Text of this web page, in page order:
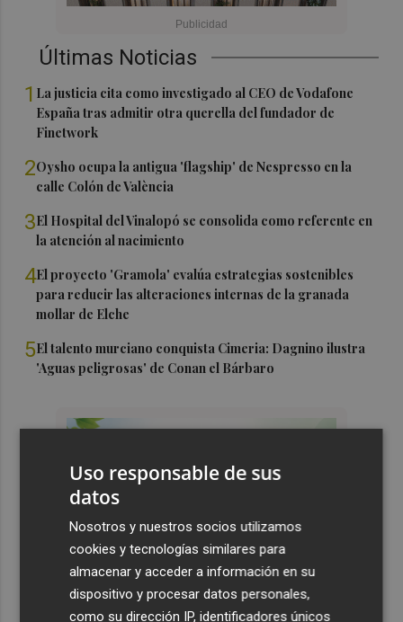
Últimas Noticias
1 La justicia cita como investigado al CEO de Vodafone
España tras admitir otra querella del fundador de
Finetwork
2Oysho ocupa la antigua 'flagship' de Nespresso en la
calle Colón de València
3El Hospital del Vinalopó se consolida como referente en
la atención al nacimiento
4El proyecto 'Gramola' evalúa estrategias sostenibles
para reducir las alteraciones internas de la granada
mollar de Elche
5El talento murciano conquista Cimeria: Dagnino ilustra
'Aguas peligrosas' de Conan el Bárbaro
Uso responsable de sus
datos
Nosotros y nuestros socios utilizamos
cookies y tecnologías similares para
almacenar y acceder a información en su
dispositivo y procesar datos personales,
como su dirección IP, identificadores únicos